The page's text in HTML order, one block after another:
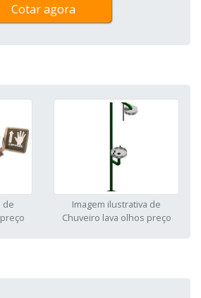
Cotar agora
de
Imagem ilustrativa de
Chuveiro lava olhos preço